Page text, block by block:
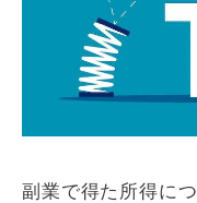
副業で得た所得に